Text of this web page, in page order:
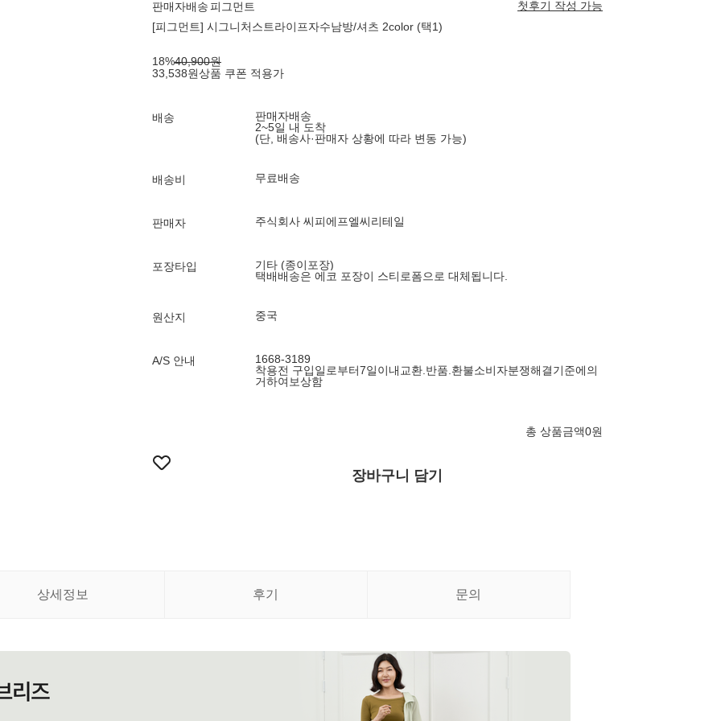
판매자배송피그먼트
첫후기 작성 가능
[피그먼트] 시그니처스트라이프자수남방/셔츠 2color (택1)
18%40,900원
33,538원상품 쿠폰 적용가
배송
판매자배송
2~5일 내 도착
(단, 배송사·판매자 상황에 따라 변동 가능)
배송비 무료배송
판매자 주식회사 씨피에프엘씨리테일
포장타입
기타 (종이포장)
택배배송은 에코 포장이 스티로폼으로 대체됩니다.
원산지 중국
A/S 안내
1668-3189
착용전 구입일로부터7일이내교환.반품.환불소비자분쟁해결기준에의
거하여보상함
총 상품금액0원
장바구니 담기
상세정보 후기 문의